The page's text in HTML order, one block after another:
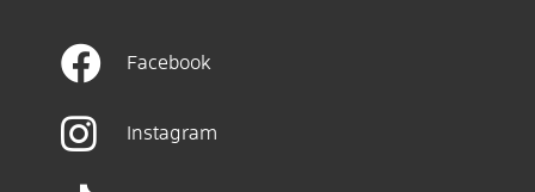
Facebook
Instagram